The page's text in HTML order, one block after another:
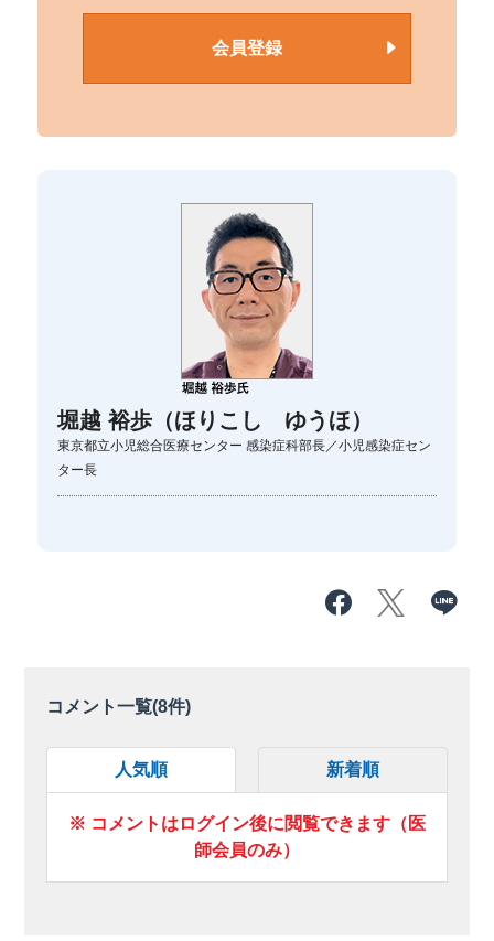
会員登録
堀越 裕歩（ほりこし ゆうほ）
東京都立小児総合医療センター 感染症科部長／小児感染症セン
ター長
コメント一覧(8件)
人気順 新着順
※ コメントはログイン後に閲覧できます（医
師会員のみ）